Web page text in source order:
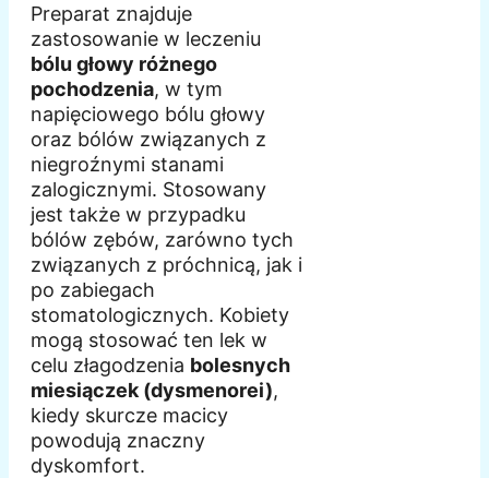
Preparat znajduje
zastosowanie w leczeniu
bólu głowy różnego
pochodzenia, w tym
napięciowego bólu głowy
oraz bólów związanych z
niegroźnymi stanami
zalogicznymi. Stosowany
jest także w przypadku
bólów zębów, zarówno tych
związanych z próchnicą, jak i
po zabiegach
stomatologicznych. Kobiety
mogą stosować ten lek w
celu złagodzenia bolesnych
miesiączek (dysmenorei),
kiedy skurcze macicy
powodują znaczny
dyskomfort.